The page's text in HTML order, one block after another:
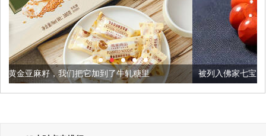
把它加到了牛轧糖里 被列入佛家七宝的它到底有多美？